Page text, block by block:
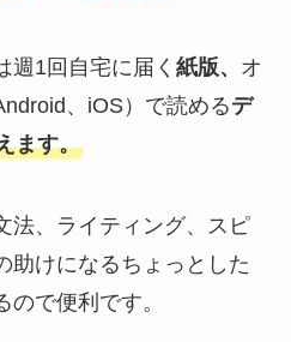
週1回自宅に届く 紙版、 オ
、iOS）で読めるデ
ます。
法、ライティング、スピ
助けになるちょっとした
で便利です。